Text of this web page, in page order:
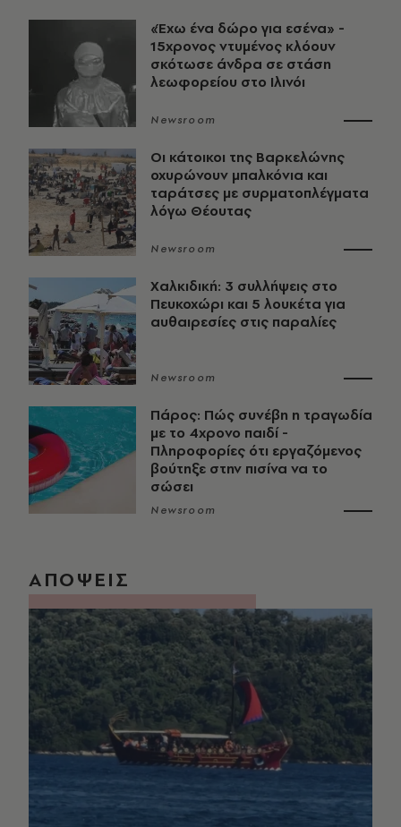
«Έχω ένα δώρο για εσένα» -
15χρονος ντυμένος κλόουν
σκότωσε άνδρα σε στάση
λεωφορείου στο Ιλινόι
Newsroom
Οι κάτοικοι της Βαρκελώνης
οχυρώνουν μπαλκόνια και
ταράτσες με συρματοπλέγματα
λόγω Θέουτας
Newsroom
Χαλκιδική: 3 συλλήψεις στο
Πευκοχώρι και 5 λουκέτα για
αυθαιρεσίες στις παραλίες
Newsroom
Πάρος: Πώς συνέβη η τραγωδία
με το 4χρονο παιδί -
Πληροφορίες ότι εργαζόμενος
βούτηξε στην πισίνα να το
σώσει
Newsroom
ΑΠΟΨΕΙΣ